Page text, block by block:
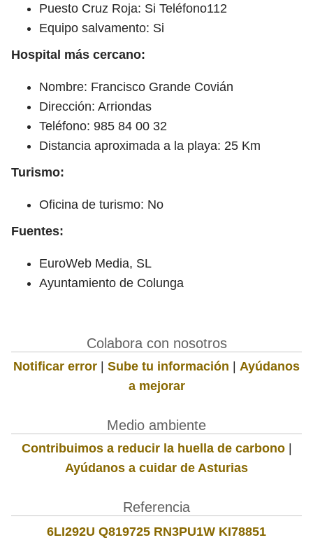
Puesto Cruz Roja: Si Teléfono112
Equipo salvamento: Si
Hospital más cercano:
Nombre: Francisco Grande Covián
Dirección: Arriondas
Teléfono: 985 84 00 32
Distancia aproximada a la playa: 25 Km
Turismo:
Oficina de turismo: No
Fuentes:
EuroWeb Media, SL
Ayuntamiento de Colunga
Colabora con nosotros
Notificar error | Sube tu información | Ayúdanos
a mejorar
Medio ambiente
Contribuimos a reducir la huella de carbono|
Ayúdanos a cuidar de Asturias
Referencia
6LI292U Q819725 RN3PU1W KI78851